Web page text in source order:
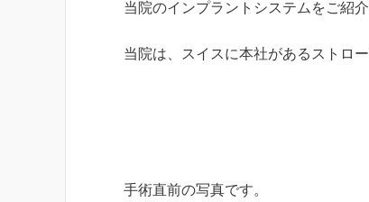
当院のインプラントシステムをご紹介
当院は、スイスに本社があるストロ
手術直前の写真です。